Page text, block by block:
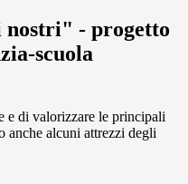
nostri" - progetto
scuola
e di valorizzare le principali
anche alcuni attrezzi degli